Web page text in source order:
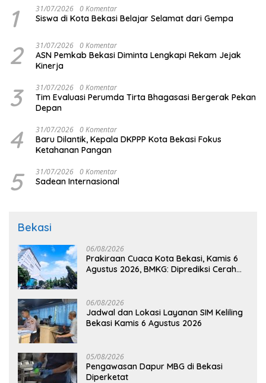
1 31/07/2026 0 Komentar
Siswa di Kota Bekasi Belajar Selamat dari Gempa
2 31/07/2026 0 Komentar
ASN Pemkab Bekasi Diminta Lengkapi Rekam Jejak
Kinerja
3 31/07/2026 0 Komentar
Tim Evaluasi Perumda Tirta Bhagasasi Bergerak Pekan
Depan
4 31/07/2026 0 Komentar
Baru Dilantik, Kepala DKPPP Kota Bekasi Fokus
Ketahanan Pangan
5 31/07/2026 0 Komentar
Sadean Internasional
Bekasi
06/08/2026
Prakiraan Cuaca Kota Bekasi, Kamis 6
Agustus 2026, BMKG: Diprediksi Cerah
06/08/2026
Jadwal dan Lokasi Layanan SIM Keliling
Bekasi Kamis 6 Agustus 2026
05/08/2026
Pengawasan Dapur MBG di Bekasi
Diperketat